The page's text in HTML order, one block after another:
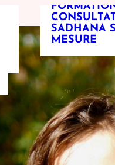
SADHANA
MESURE